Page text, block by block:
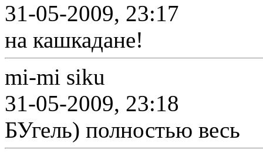
31-05-2009, 23:17
на кашкадане!
mi-mi siku
31-05-2009, 23:18
БУгель) полностью весь